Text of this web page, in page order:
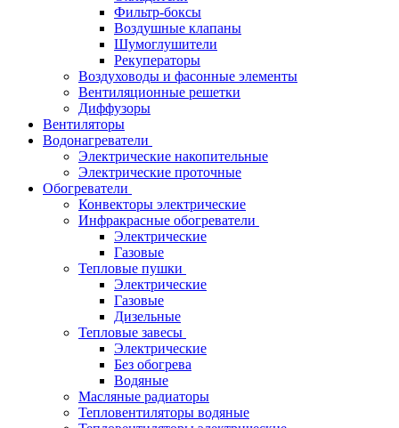
Фильтр-боксы
Воздушные клапаны
Шумоглушители
Рекуператоры
Воздуховоды и фасонные элементы
Вентиляционные решетки
Диффузоры
Вентиляторы
Водонагреватели
Электрические накопительные
Электрические проточные
Обогреватели
Конвекторы электрические
Инфракрасные обогреватели
Электрические
Газовые
Тепловые пушки
Электрические
Газовые
Дизельные
Тепловые завесы
Электрические
Без обогрева
Водяные
Масляные радиаторы
Тепловентиляторы водяные